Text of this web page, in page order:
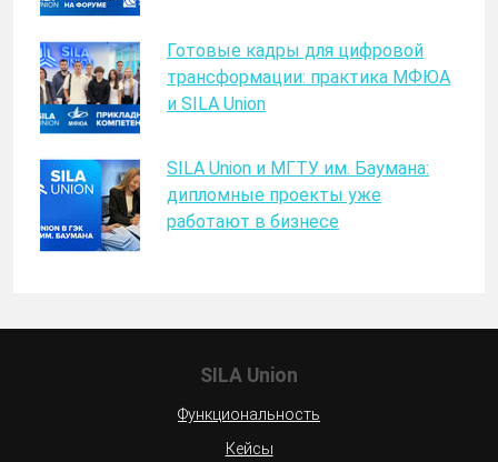
Готовые кадры для цифровой
трансформации: практика МФЮА
и SILA Union
SILA Union и МГТУ им. Баумана:
дипломные проекты уже
работают в бизнесе
SILA Union
Функциональность
Кейсы